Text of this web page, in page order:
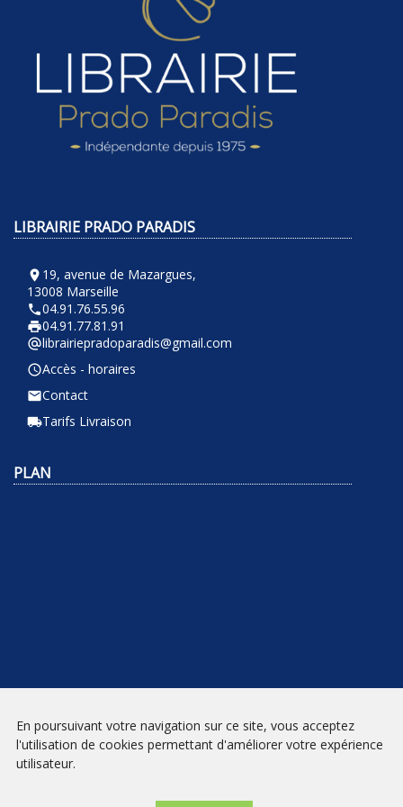
LIBRAIRIE PRADO PARADIS
room 19, avenue de Mazargues,
13008 Marseille
phone04.91.76.55.96
local_printshop04.91.77.81.91
alternate_emaillibrairiepradoparadis@gmail.com
query_builderAccès - horaires
emailContact
local_shippingTarifs Livraison
PLAN
NEWSLETTER
En poursuivant votre navigation sur ce site, vous acceptez
l'utilisation de cookies permettant d'améliorer votre expérience
utilisateur.